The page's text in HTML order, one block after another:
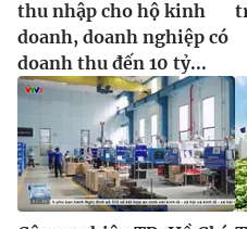
Ðiện thoại Thời báo VTV:
Email:toasoan@vtv.vn
Liên hệ quảng cáo:024-
thu nhập cho hộ kinh
doanh, doanh nghiệp có
doanh thu đến 10 tỷ...